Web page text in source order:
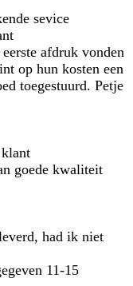
sevice
afdruk vonden
op hun kosten een
toegestuurd. Petje
goede kwaliteit
had ik niet
11-15